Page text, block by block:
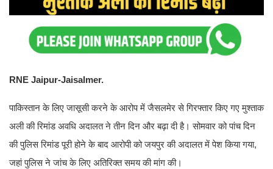
RNE Jaipur-Jaisalmer.
पाकिस्तान के लिए जासूसी करने के आरोप में जैसलमेर से गिरफ्तार किए गए मुश्ताक
अली की रिमांड अवधि अदालत ने तीन दिन और बढ़ा दी है। सोमवार को पांच दिन
की पुलिस रिमांड पूरी होने के बाद आरोपी को जयपुर की अदालत में पेश किया गया,
जहां पुलिस ने जांच के लिए अतिरिक्त समय की मांग की।